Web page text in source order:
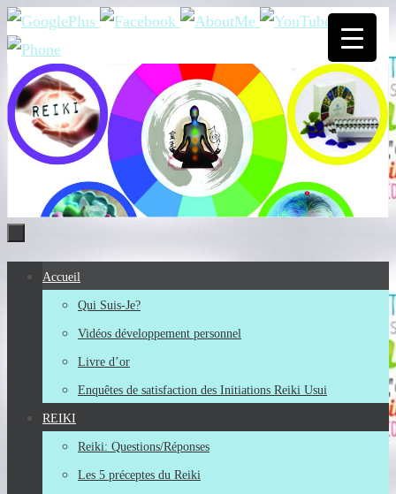
Passer
vers
contenu
PasserAccueil
Qui Suis-Je?
Vidéos développement personnel
Livre d’or
Enquêtes de satisfaction des Initiations Reiki Usui
REIKI
Reiki: Questions/Réponses
Les 5 préceptes du Reiki